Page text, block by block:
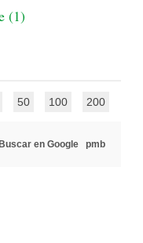
(1)
50 100 200
Buscar en Google pmb